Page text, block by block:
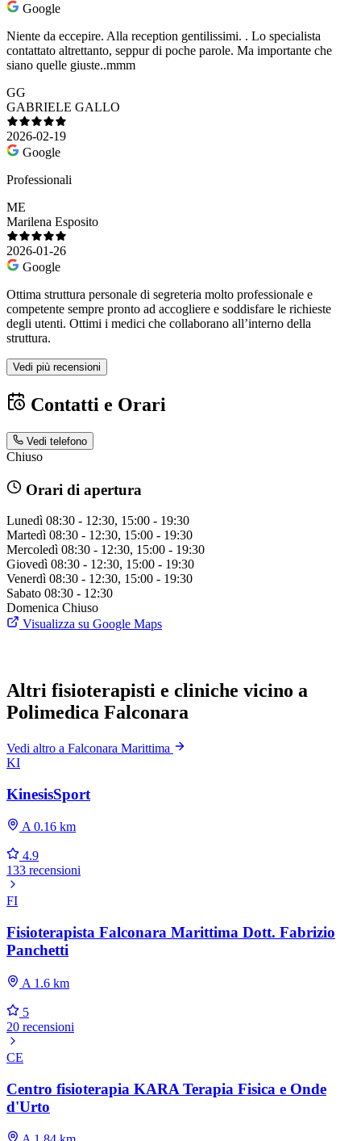
Google
Niente da eccepire. Alla reception gentilissimi. . Lo specialista
contattato altrettanto, seppur di poche parole. Ma importante che
siano quelle giuste..mmm
GG
GABRIELE GALLO
2026-02-19
Google
Professionali
ME
Marilena Esposito
2026-01-26
Google
Ottima struttura personale di segreteria molto professionale e
competente sempre pronto ad accogliere e soddisfare le richieste
degli utenti. Ottimi i medici che collaborano all’interno della
struttura.
Vedi più recensioni
Contatti e Orari
Vedi telefono
Chiuso
Orari di apertura
Lunedì 08:30 - 12:30, 15:00 - 19:30
Martedì 08:30 - 12:30, 15:00 - 19:30
Mercoledì 08:30 - 12:30, 15:00 - 19:30
Giovedì 08:30 - 12:30, 15:00 - 19:30
Venerdì 08:30 - 12:30, 15:00 - 19:30
Sabato 08:30 - 12:30
Domenica Chiuso
Visualizza su Google Maps
Altri fisioterapisti e cliniche vicino a
Polimedica Falconara
Vedi altro a Falconara Marittima
KI
KinesisSport
A 0.16 km
4.9
133 recensioni
FI
Fisioterapista Falconara Marittima Dott. Fabrizio
Panchetti
A 1.6 km
5
20 recensioni
CE
Centro fisioterapia KARA Terapia Fisica e Onde
d'Urto